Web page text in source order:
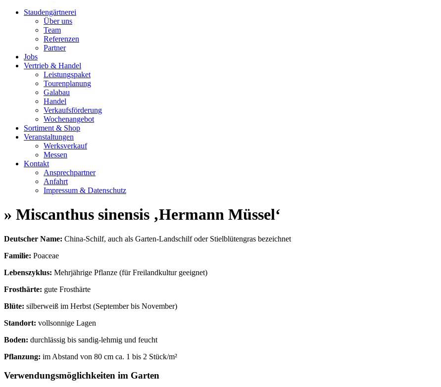
Staudengärtnerei
Über uns
Team
Referenzen
Partner
Jobs
Vertrieb & Handel
Leistungspaket
Tourenplanung
Galabau
Handel
Verkaufsförderung
Wochenangebot
Sortiment & Shop
Veranstaltungen
Werksverkauf
Messen
Kontakt
Ansprechpartner
Anfahrt
Impressum & Datenschutz
» Miscanthus sinensis ‚Hermann Müssel‘
Deutscher Name: China-Schilf, auch als Garten-Landschilf oder Stielblütengras bezeichnet
Familie: Poaceae
Lebenszyklus: Mehrjährige Pflanze (für Freilandkultur geeignet)
Frosthärte: gute Frosthärte
Blüte: silberweiß im Herbst (September bis November)
Standort: vollsonnige Lagen
Boden: durchlässig bis sandig-lehmig und feucht
Pflanzung: im Abstand von 80 cm ca. 1 bis 2 Stück/m²
Verwendungsmöglichkeiten im Garten